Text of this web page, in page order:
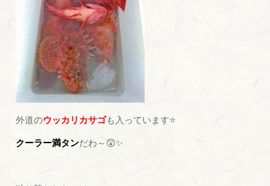
外道のウッカリカサゴも入っています⭐
クーラー満タンだわ～😲✨